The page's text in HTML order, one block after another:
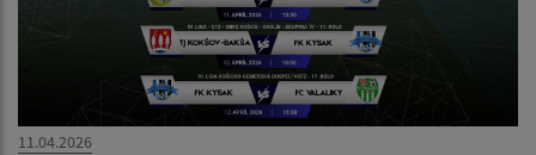
11.04.2026